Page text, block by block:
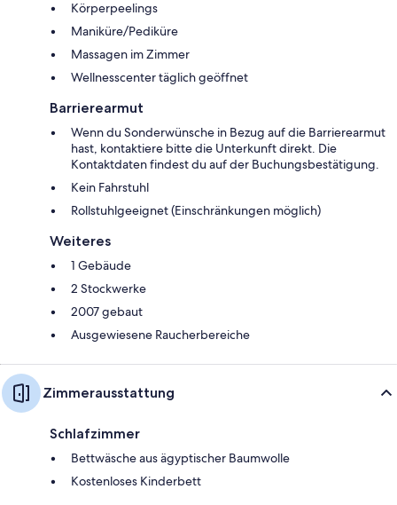
Körperpeelings
Maniküre/Pediküre
Massagen im Zimmer
Wellnesscenter täglich geöffnet
Barrierearmut
Wenn du Sonderwünsche in Bezug auf die Barrierearmut
hast, kontaktiere bitte die Unterkunft direkt. Die
Kontaktdaten findest du auf der Buchungsbestätigung.
Kein Fahrstuhl
Rollstuhlgeeignet (Einschränkungen möglich)
Weiteres
1 Gebäude
2 Stockwerke
2007 gebaut
Ausgewiesene Raucherbereiche
Zimmerausstattung
Schlafzimmer
Bettwäsche aus ägyptischer Baumwolle
Kostenloses Kinderbett